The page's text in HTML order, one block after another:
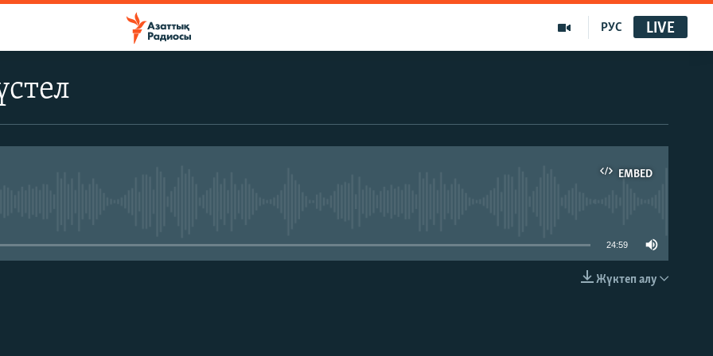
РУС LIVE
EMBED
EMBED
24:59
Жүктеп алу